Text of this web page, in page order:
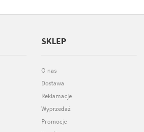
SKLEP
O nas
Dostawa
Reklamacje
Wyprzedaż
Promocje